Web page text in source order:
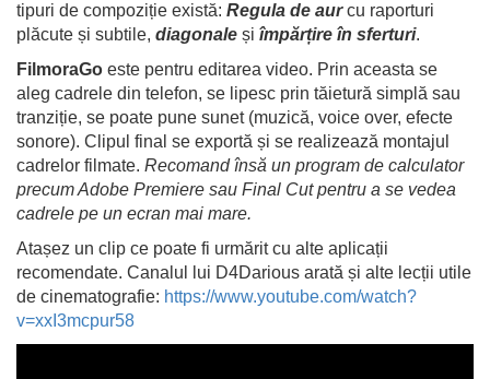
tipuri de compoziție există: Regula de aurcu raporturi
plăcute și subtile, diagonale și împărțire în sferturi.
FilmoraGo este pentru editarea video. Prin aceasta se
aleg cadrele din telefon, se lipesc prin tăietură simplă sau
tranziție, se poate pune sunet (muzică, voice over, efecte
sonore). Clipul final se exportă și se realizează montajul
cadrelor filmate. Recomand însă un program de calculator
precum Adobe Premiere sau Final Cut pentru a se vedea
cadrele pe un ecran mai mare.
Atașez un clip ce poate fi urmărit cu alte aplicații
recomendate. Canalul lui D4Darious arată și alte lecții utile
de cinematografie: https://www.youtube.com/watch?
v=xxI3mcpur58